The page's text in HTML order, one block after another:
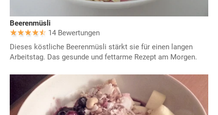
Beerenmüsli
14 Bewertungen
Dieses köstliche Beerenmüsli stärkt sie für einen langen
Arbeitstag. Das gesunde und fettarme Rezept am Morgen.